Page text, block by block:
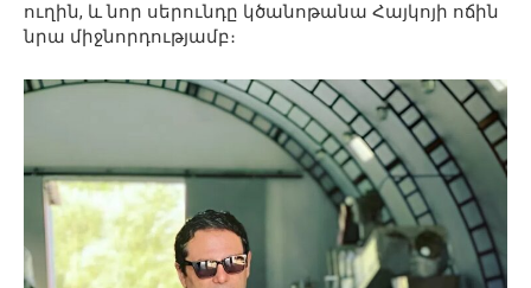
ուղին, և նոր սերունդը կծանոթանա Հայկոյի ոճին
նրա միջնորդությամբ։